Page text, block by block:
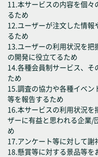
11.本サービスの内容を個
るため
12.ユーザーが注文した情
るため
13.ユーザーの利用状況を把
の開発に役立てるため
14.各種会員制サービス、そ
ため
15.調査の協力や各種イベ
等を報告するため
16.本サービスの利用状況
ザーに有益と思われる企業/
め
17.アンケート等に対して謝
18.懸賞等に対する景品等を